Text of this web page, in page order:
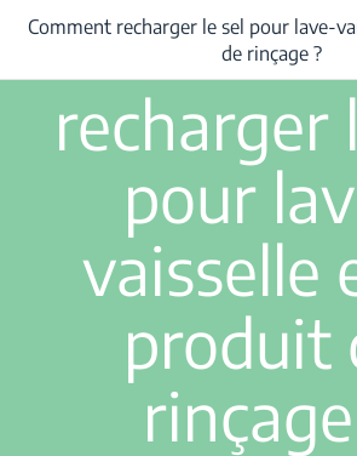
... / Comment recharger le sel pour lave-
recharger
pour
vaisselle
produit
Comment recharger le sel pour lave-
de rinçage ?